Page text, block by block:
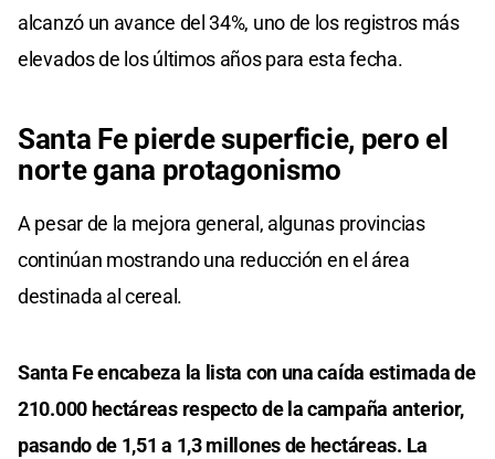
alcanzó un avance del 34%, uno de los registros más
elevados de los últimos años para esta fecha.
Santa Fe pierde superficie, pero el
norte gana protagonismo
A pesar de la mejora general, algunas provincias
continúan mostrando una reducción en el área
destinada al cereal.
Santa Fe encabeza la lista con una caída estimada de
210.000 hectáreas respecto de la campaña anterior,
pasando de 1,51 a 1,3 millones de hectáreas. La